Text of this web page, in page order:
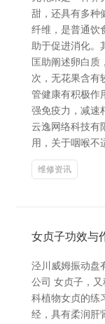
甜，还具有多种
纤维，是普通饮
助于促进消化。
匡助阐述卵白质
次，无花果含有
管健康有积极作
强免疫力，减速
云逸网络科技有
用，关于咽喉不
维修资讯
女贞子功效与
泾川威姆振动盘
公司 女贞子，
科植物女贞的练
经，具有柔润肝